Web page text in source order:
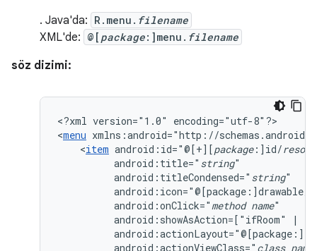
. Java'da: R.menu. filename
XML'de: @[ package:]menu. filename
söz dizimi:
<?xml version="1.0"
encoding="utf-8"?>
<menu
<item android:id="@[+][package:]id/
android:title=" string
android:titleCondensed=" string
android:icon="@[package:]drawable/
android:onClick="method name
android:showAsAction=["ifRoom"
|
android:actionViewClass=" class name